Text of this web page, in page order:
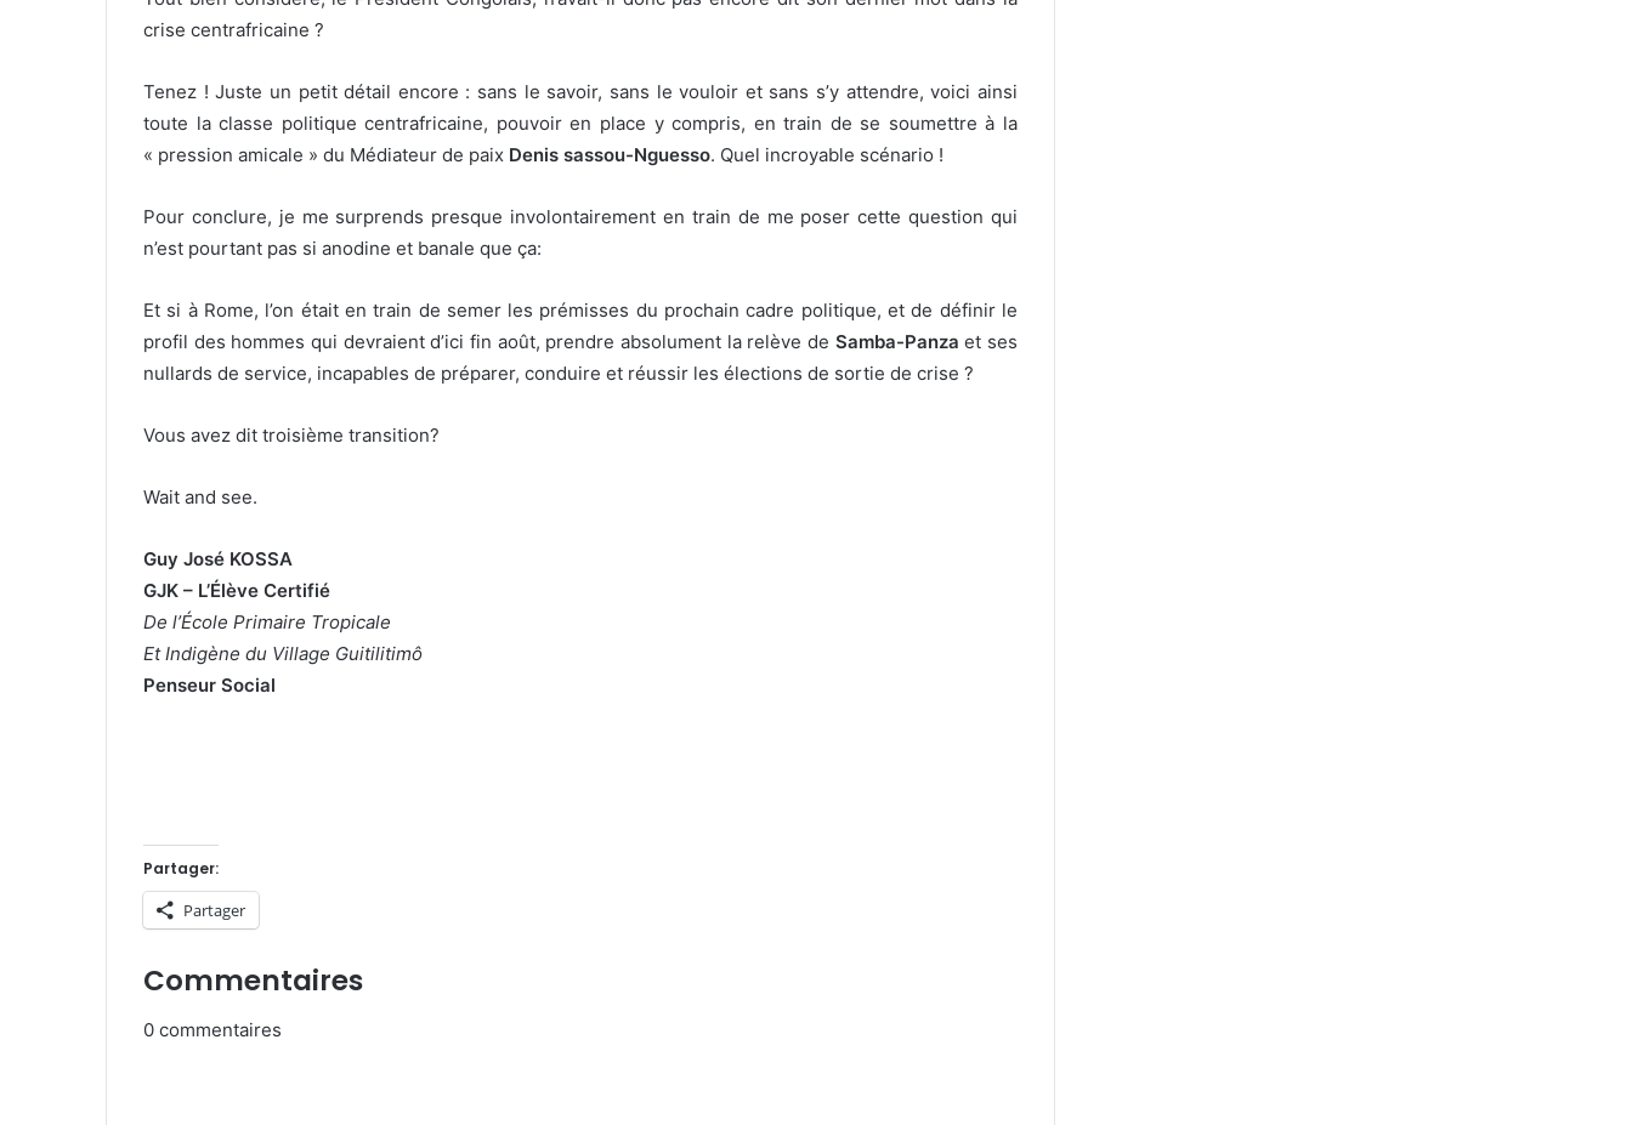
crise centrafricaine ?
Tenez ! Juste un petit détail encore : sans le savoir, sans le vouloir et sans s’y attendre, voici ainsi
toute la classe politique centrafricaine, pouvoir en place y compris, en train de se soumettre à la
« pression amicale » du Médiateur de paix Denis sassou-Nguesso. Quel incroyable scénario !
Pour conclure, je me surprends presque involontairement en train de me poser cette question qui
n’est pourtant pas si anodine et banale que ça:
Et si à Rome, l’on était en train de semer les prémisses du prochain cadre politique, et de définir le
profil des hommes qui devraient d’ici fin août, prendre absolument la relève de Samba-Panza et ses
nullards de service, incapables de préparer, conduire et réussir les élections de sortie de crise ?
Vous avez dit troisième transition?
Wait and see.
Guy José KOSSA
GJK – L’Élève Certifié
De l’École Primaire Tropicale
Et Indigène du Village Guitilitimô
Penseur Social
Partager:
Partager
Commentaires
0 commentaires